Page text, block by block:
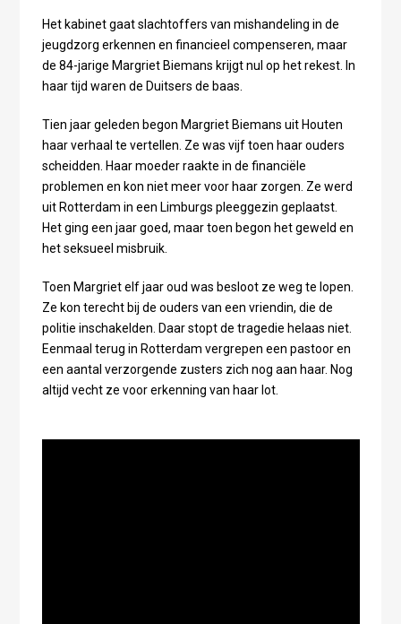
Het kabinet gaat slachtoffers van mishandeling in de
jeugdzorg erkennen en financieel compenseren, maar
de 84-jarige Margriet Biemans krijgt nul op het rekest. In
haar tijd waren de Duitsers de baas.
Tien jaar geleden begon Margriet Biemans uit Houten
haar verhaal te vertellen. Ze was vijf toen haar ouders
scheidden. Haar moeder raakte in de financiële
problemen en kon niet meer voor haar zorgen. Ze werd
uit Rotterdam in een Limburgs pleeggezin geplaatst.
Het ging een jaar goed, maar toen begon het geweld en
het seksueel misbruik.
Toen Margriet elf jaar oud was besloot ze weg te lopen.
Ze kon terecht bij de ouders van een vriendin, die de
politie inschakelden. Daar stopt de tragedie helaas niet.
Eenmaal terug in Rotterdam vergrepen een pastoor en
een aantal verzorgende zusters zich nog aan haar. Nog
altijd vecht ze voor erkenning van haar lot.